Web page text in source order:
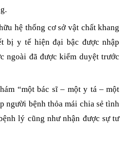
hệ thống cơ sở vật chất khang
bị y tế hiện đại bậc được nhập
ngoài đã được kiểm duyệt trước
“một bác sĩ – một y tá – một
người bệnh thỏa mái chia sẻ tình
lý cũng như nhận được sự tư